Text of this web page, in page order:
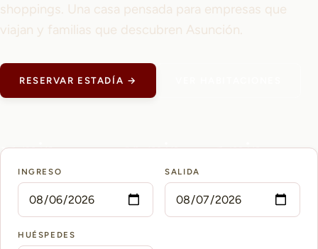
shoppings. Una casa pensada para empresas que
viajan y familias que descubren Asunción.
RESERVAR ESTADÍA →
15 min
AEROPUERTO PETTIROSSI
10 min
CASCO HISTÓRICO
5 min
INGRESO SALIDA
HUÉSPEDES